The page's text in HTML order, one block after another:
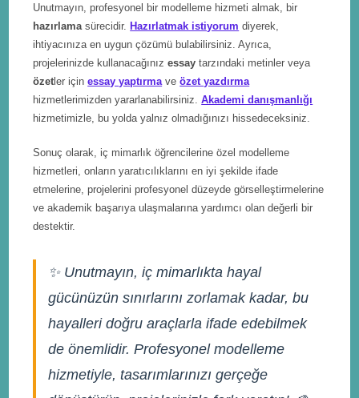
Unutmayın, profesyonel bir modelleme hizmeti almak, bir
hazırlama sürecidir.Hazırlatmak istiyorum diyerek,
ihtiyacınıza en uygun çözümü bulabilirsiniz. Ayrıca,
projelerinizde kullanacağınızessay tarzındaki metinler veya
özetler içinessay yaptırma veözet yazdırma
hizmetlerimizden yararlanabilirsiniz.Akademi danışmanlığı
hizmetimizle, bu yolda yalnız olmadığınızı hissedeceksiniz.
Sonuç olarak, iç mimarlık öğrencilerine özel modelleme
hizmetleri, onların yaratıcılıklarını en iyi şekilde ifade
etmelerine, projelerini profesyonel düzeyde görselleştirmelerine
ve akademik başarıya ulaşmalarına yardımcı olan değerli bir
destektir.
✨ Unutmayın, iç mimarlıkta hayal
gücünüzün sınırlarını zorlamak kadar, bu
hayalleri doğru araçlarla ifade edebilmek
de önemlidir. Profesyonel modelleme
hizmetiyle, tasarımlarınızı gerçeğe